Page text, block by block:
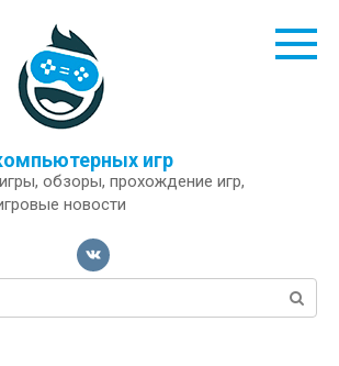
игр
обзоры, прохождение игр,
новости